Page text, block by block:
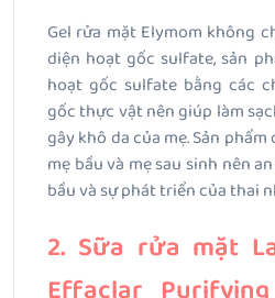
Gel rửa mặt Elymom không
diện hoạt gốc sulfate, sản
hoạt gốc sulfate bằng các
gốc thực vật nên giúp làm
gây khô da của mẹ. Sản
mẹ bầu và mẹ sau sinh nên
bầu và sự phát triển của thai
2. Sữa rửa mặt